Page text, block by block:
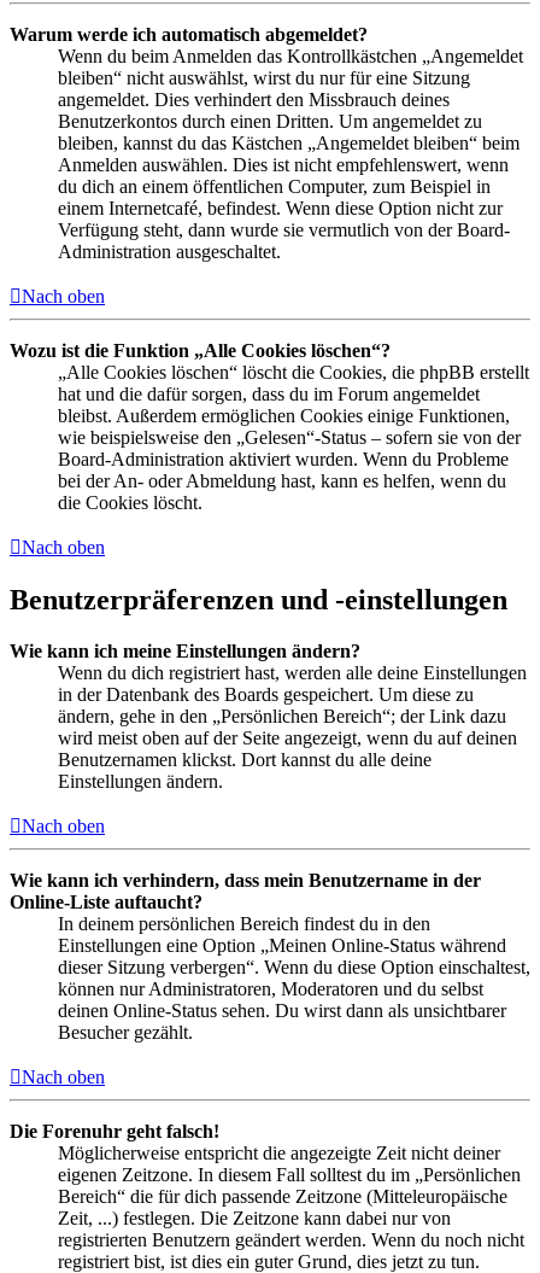
Warum werde ich automatisch abgemeldet?
Wenn du beim Anmelden das Kontrollkästchen „Angemeldet
bleiben“ nicht auswählst, wirst du nur für eine Sitzung
angemeldet. Dies verhindert den Missbrauch deines
Benutzerkontos durch einen Dritten. Um angemeldet zu
bleiben, kannst du das Kästchen „Angemeldet bleiben“ beim
Anmelden auswählen. Dies ist nicht empfehlenswert, wenn
du dich an einem öffentlichen Computer, zum Beispiel in
einem Internetcafé, befindest. Wenn diese Option nicht zur
Verfügung steht, dann wurde sie vermutlich von der Board-
Administration ausgeschaltet.
Nach oben
Wozu ist die Funktion „Alle Cookies löschen“?
„Alle Cookies löschen“ löscht die Cookies, die phpBB erstellt
hat und die dafür sorgen, dass du im Forum angemeldet
bleibst. Außerdem ermöglichen Cookies einige Funktionen,
wie beispielsweise den „Gelesen“-Status – sofern sie von der
Board-Administration aktiviert wurden. Wenn du Probleme
bei der An- oder Abmeldung hast, kann es helfen, wenn du
die Cookies löscht.
Nach oben
Benutzerpräferenzen und -einstellungen
Wie kann ich meine Einstellungen ändern?
Wenn du dich registriert hast, werden alle deine Einstellungen
in der Datenbank des Boards gespeichert. Um diese zu
ändern, gehe in den „Persönlichen Bereich“; der Link dazu
wird meist oben auf der Seite angezeigt, wenn du auf deinen
Benutzernamen klickst. Dort kannst du alle deine
Einstellungen ändern.
Nach oben
Wie kann ich verhindern, dass mein Benutzername in der
Online-Liste auftaucht?
In deinem persönlichen Bereich findest du in den
Einstellungen eine Option „Meinen Online-Status während
dieser Sitzung verbergen“. Wenn du diese Option einschaltest,
können nur Administratoren, Moderatoren und du selbst
deinen Online-Status sehen. Du wirst dann als unsichtbarer
Besucher gezählt.
Nach oben
Die Forenuhr geht falsch!
Möglicherweise entspricht die angezeigte Zeit nicht deiner
eigenen Zeitzone. In diesem Fall solltest du im „Persönlichen
Bereich“ die für dich passende Zeitzone (Mitteleuropäische
Zeit, ...) festlegen. Die Zeitzone kann dabei nur von
registrierten Benutzern geändert werden. Wenn du noch nicht
registriert bist, ist dies ein guter Grund, dies jetzt zu tun.